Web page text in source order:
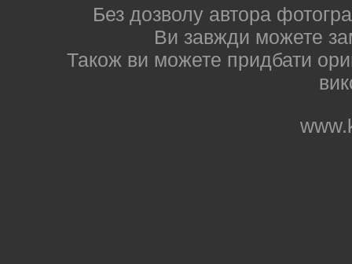
Без дозволу автора
Ви завжди можете
Також ви можете придбати